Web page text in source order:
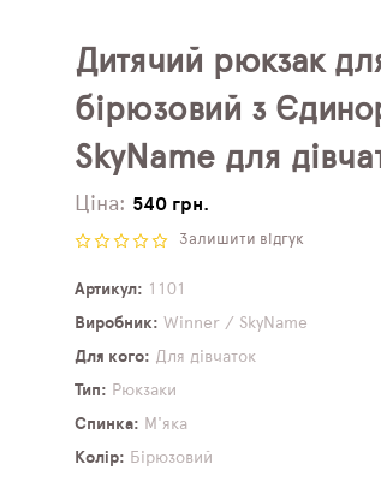
Дитячий рюкзак
бірюзовий з
SkyName для
Ціна: 540 грн.
Залишити відгук
Артикул
1101
Виробник
Winner / SkyName
Для кого
Для дівчаток
Тип
Рюкзаки
Спинка
М'яка
Колір
Бірюзовий